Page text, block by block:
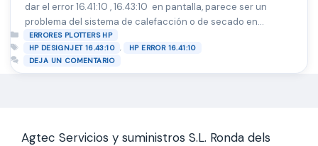
dar el error 16.41:10 , 16.43:10 en pantalla, parece ser un
problema del sistema de calefacción o de secado en
ingles Fan-Heater Assembly, necesito ayuda por favor si
alguien ha tenido el miso problema que por favor me diga
como lo ha solucionado desde ya muchas …
Categorías
ERRORES PLOTTERS HP
Etiquetas
HP DESIGNJET 16.43:10 ,
HP ERROR 16.41:10
DEJA UN COMENTARIO
Agtec Servicios y suministros S.L. Ronda dels